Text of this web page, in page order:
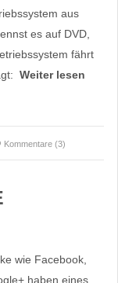
aus
es auf DVD,
fährt
Weiter lesen
Kommentare (3)
wie Facebook,
haben eines